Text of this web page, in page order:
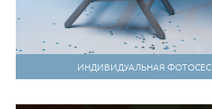
ИНДИВИДУАЛЬНАЯ